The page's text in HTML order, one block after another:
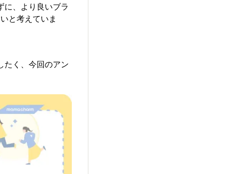
に、より良いブラ
と考えていま
たく、今回のアン